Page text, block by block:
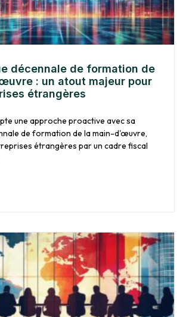
décennale de formation de
: un atout majeur pour
étrangères
une approche proactive avec sa
de formation de la main-d'œuvre,
étrangères par un cadre fiscal